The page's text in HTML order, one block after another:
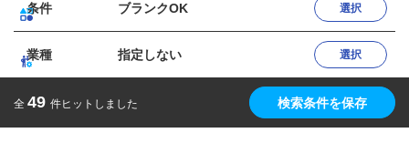
条件 ブランクOK 選択
業種 指定しない 選択
全 49 件ヒットしました 検索条件を保存